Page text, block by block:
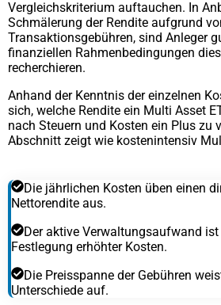
Vergleichskriterium auftauchen. In
Schmälerung der Rendite aufgrund
Transaktionsgebühren, sind Anleger
finanziellen Rahmenbedingungen
recherchieren.
Anhand der Kenntnis der einzelnen
sich, welche Rendite ein Multi Asset
nach Steuern und Kosten ein Plus zu
Abschnitt zeigt wie kostenintensiv
Die jährlichen Kosten üben einen
Nettorendite aus.
Der aktive Verwaltungsaufwand
Festlegung erhöhter Kosten.
Die Preisspanne der Gebühren
Unterschiede auf.